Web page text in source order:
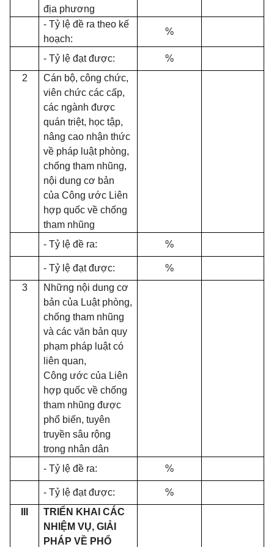
địa phương
- Tỷ lệ đề ra theo kế
hoạch:
%
- Tỷ lệ đạt được:
%
2
Cán bộ, công chức,
viên chức các cấp,
các ngành được
quán triệt, học tập,
nâng cao nhận thức
về pháp luật phòng,
chống tham nhũng,
nội dung cơ bản
của Công ước Liên
hợp quốc về chống
tham nhũng
- Tỷ lệ đề ra:
%
- Tỷ lệ đạt được:
%
3
Những nội dung cơ
bản của Luật phòng,
chống tham nhũng
và các văn bản quy
phạm pháp luật có
liên quan,
Công ước của Liên
hợp quốc về chống
tham nhũng được
phổ biến, tuyên
truyền sâu rộng
trong nhân dân
- Tỷ lệ đề ra:
%
- Tỷ lệ đạt được:
%
TRIỂN KHAI CÁC
NHIỆM VỤ, GIẢI
PHÁP VỀ PHỔ